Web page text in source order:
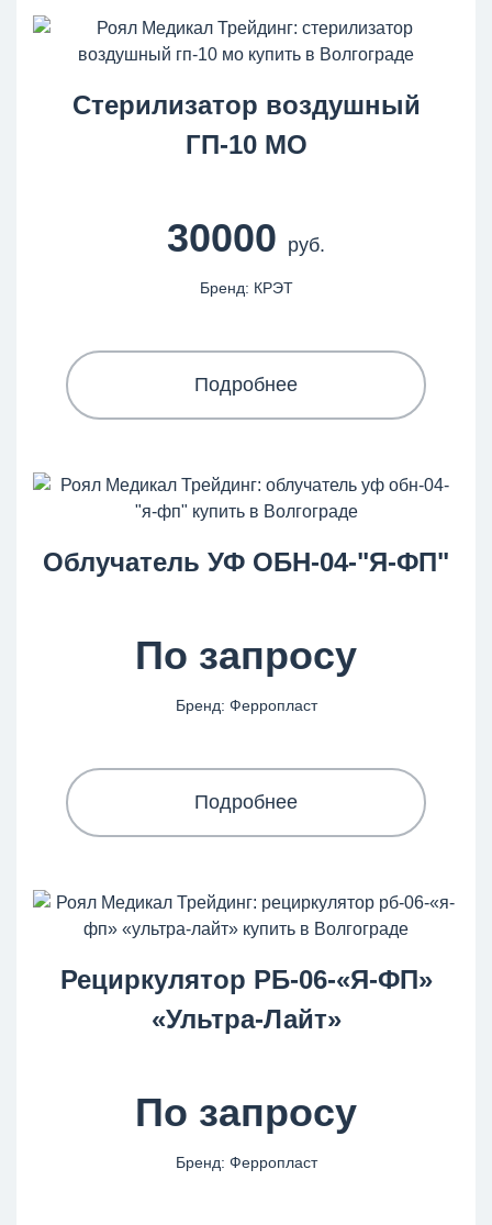
Стерилизатор воздушный
ГП-10 МО
30000 руб.
Бренд: КРЭТ
Подробнее
Облучатель УФ ОБН-04-"Я-ФП"
По запросу
Бренд: Ферропласт
Подробнее
Рециркулятор РБ-06-«Я-ФП»
«Ультра-Лайт»
По запросу
Бренд: Ферропласт